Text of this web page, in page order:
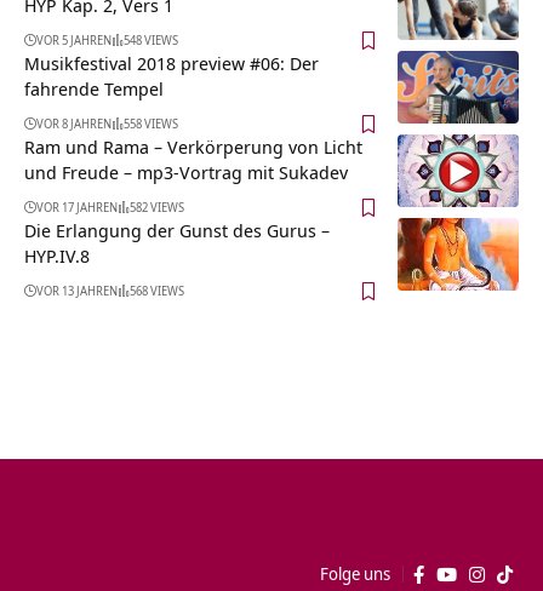
HYP Kap. 2, Vers 1
VOR 5 JAHREN 548 VIEWS
Musikfestival 2018 preview #06: Der
fahrende Tempel
VOR 8 JAHREN 558 VIEWS
Ram und Rama – Verkörperung von Licht
und Freude – mp3-Vortrag mit Sukadev
VOR 17 JAHREN 582 VIEWS
Die Erlangung der Gunst des Gurus –
HYP.IV.8
VOR 13 JAHREN 568 VIEWS
Folge uns